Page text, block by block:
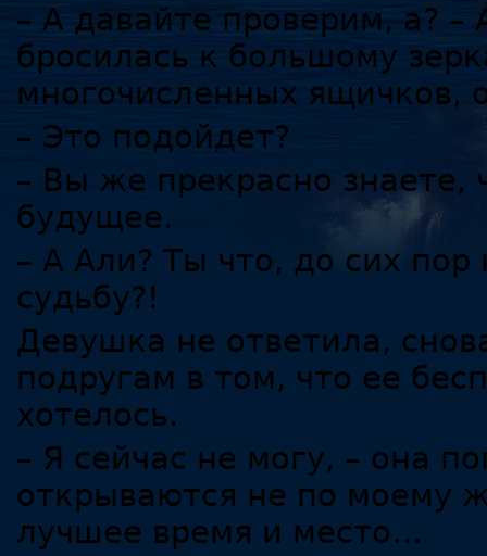
– А давайте проверим, а? –
бросилась к большому
многочисленных ящичков,
– Это подойдет?
– Вы же прекрасно знаете,
будущее.
– А Али? Ты что, до сих
судьбу?!
Девушка не ответила,
подругам в том, что ее
хотелось.
– Я сейчас не могу, – она
открываются не по моему
лучшее время и место…